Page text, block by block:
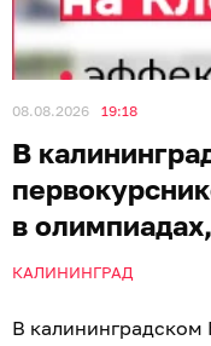
08.08.2026 19:18
В
в
КАЛИНИНГРАД
В